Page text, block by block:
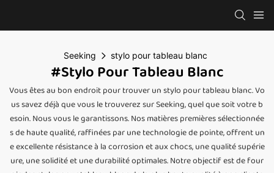
Seeking stylo pour tableau blanc
#stylo Pour Tableau Blanc
Vous êtes au bon endroit pour trouver un stylo pour tableau blanc. Vo
us savez déjà que vous le trouverez sur Seeking, quel que soit votre b
esoin. Nous vous le garantissons. Nos matières premières sélectionnée
s de haute qualité, raffinées par une technologie de pointe, offrent un
e excellente résistance à la corrosion et aux chocs, une qualité supérie
ure, une solidité et une durabilité optimales. Notre objectif est de four